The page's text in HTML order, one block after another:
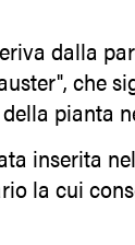
dalla
che
pianta
inserita
la cui